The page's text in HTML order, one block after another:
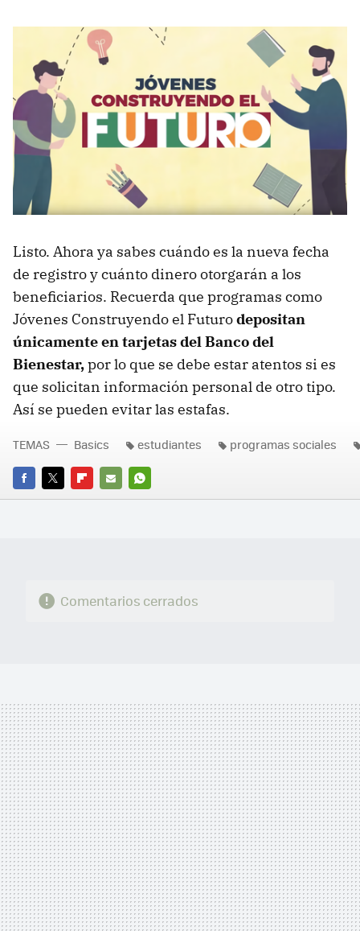
Listo. Ahora ya sabes cuándo es la nueva fecha
de registro y cuánto dinero otorgarán a los
beneficiarios. Recuerda que programas como
Jóvenes Construyendo el Futurodepositan
únicamente en tarjetas del Banco del
Bienestar,por lo que se debe estar atentos si es
que solicitan información personal de otro tipo.
Así se pueden evitar las estafas.
FACEBOOK
TWITTERFLIPBOARD
E-
WHATSAPP
TEMAS Basics estudiantes programas sociales
Comentarios cerrados